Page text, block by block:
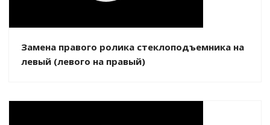
Замена правого ролика стеклоподъемника на
левый (левого на правый)